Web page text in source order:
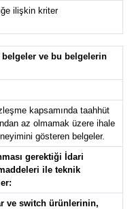
ilişkin kriter
ve bu belgelerin
kapsamında taahhüt
az olmamak üzere ihale
gösteren belgeler.
gerektiği İdari
ile teknik
ve switch ürünlerinin,